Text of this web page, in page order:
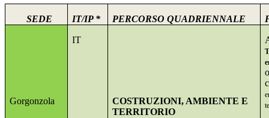
SEDE IT/IP * PERCORSO QUADRIENNALE
Gorgonzola
IT
COSTRUZIONI, AMBIENTE E
TERRITORIO